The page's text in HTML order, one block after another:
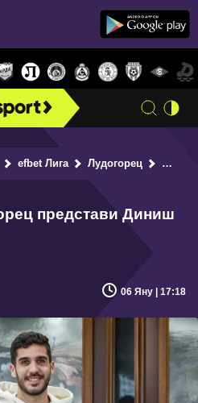
efbet Лига Лудогорец
представи Диниш
06 Яну | 17:18